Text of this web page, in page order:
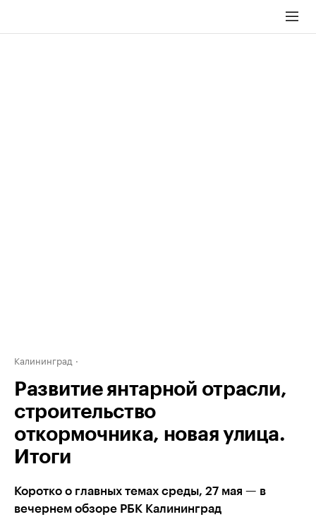
Калининград
Развитие янтарной отрасли,
строительство
откормочника, новая улица.
Итоги
Коротко о главных темах среды, 27 мая — в
вечернем обзоре РБК Калининград